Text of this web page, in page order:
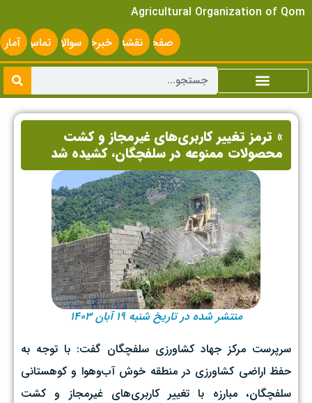
Agricultural Organization of Qom
صفحه
اصلی
نقشه
سایت
خبرخوانسوالات
متداول
تماس
با ما
آمار
» ترمز تغییر کار‌بری‌های غیرمجاز و کشت
محصولات ممنوعه در سلفچگان، کشیده شد
منتشر شده در تاریخ شنبه ۱۹ آبان ۱۴۰۳
سرپرست مرکز جهاد کشاورزی سلفچگان گفت: با توجه به
حفظ اراضی کشاورزی در منطقه خوش آب‌و‌هوا و کوهستانی
سلفچگان، مبارزه با تغییر کاربری‌های غیرمجاز و کشت